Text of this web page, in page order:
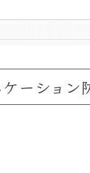
ーション